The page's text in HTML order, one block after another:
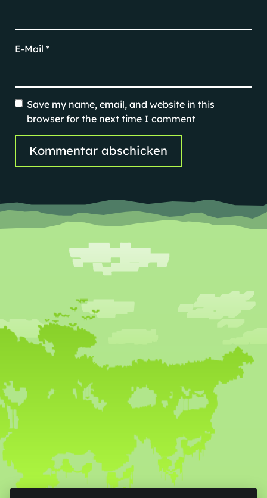
E-Mail *
Save my name, email, and website in this
browser for the next time I comment